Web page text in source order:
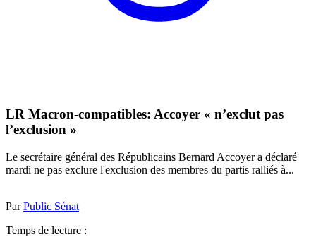
LR Macron-compatibles: Accoyer « n’exclut pas
l’exclusion »
Le secrétaire général des Républicains Bernard Accoyer a déclaré
mardi ne pas exclure l'exclusion des membres du partis ralliés à...
ParPublic Sénat
Temps de lecture :